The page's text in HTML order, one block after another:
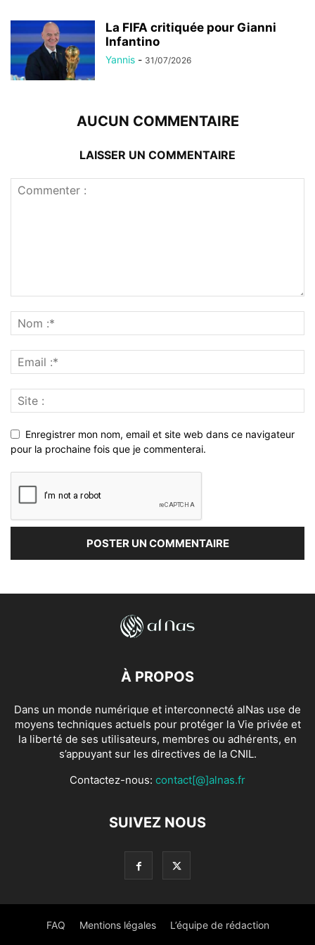
La FIFA critiquée pour Gianni
Infantino
Yannis - 31/07/2026
AUCUN COMMENTAIRE
LAISSER UN COMMENTAIRE
Enregistrer mon nom, email et site web dans ce navigateur
pour la prochaine fois que je commenterai.
À PROPOS
Dans un monde numérique et interconnecté alNas use de
moyens techniques actuels pour protéger la Vie privée et
la liberté de ses utilisateurs, membres ou adhérents, en
s’appuyant sur les directives de la CNIL.
Contactez-nous: contact[@]alnas.fr
SUIVEZ NOUS
FAQ Mentions légales L’équipe de rédaction